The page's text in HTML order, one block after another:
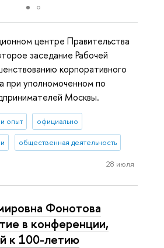
центре Правительства
заседание Рабочей
корпоративного
при уполномоченном по
Москвы.
опыт официально
общественная деятельность
28 июля
Фонотова
в конференции,
к 100-летию